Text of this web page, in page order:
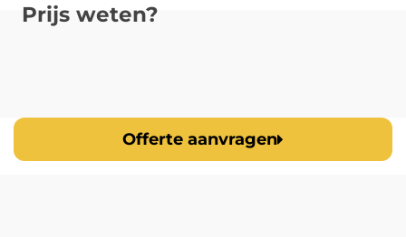
Prijs weten?
Offerte aanvragen